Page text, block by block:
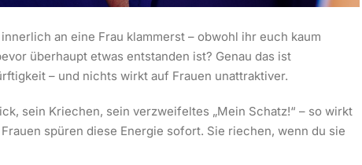
an eine Frau klammerst – obwohl ihr euch kaum
überhaupt etwas entstanden ist? Genau das ist
– und nichts wirkt auf Frauen unattraktiver.
sein Kriechen, sein verzweifeltes „Mein Schatz!“ – so wirkt
spüren diese Energie sofort. Sie riechen, wenn du sie